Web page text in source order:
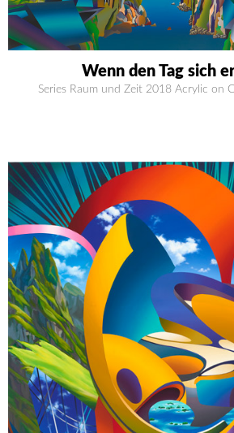
Wenn den Tag sich
Series Raum und Zeit 2018 Acrylic on